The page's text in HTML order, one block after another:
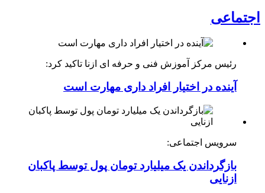
اجتماعی
رئیس مرکز آموزش فنی و حرفه ای ازنا تاکید کرد:
آینده در اختیار افراد داری مهارت است
سرویس اجتماعی:
بازگرداندن یک میلیارد تومان پول توسط پاکبان
ازنایی